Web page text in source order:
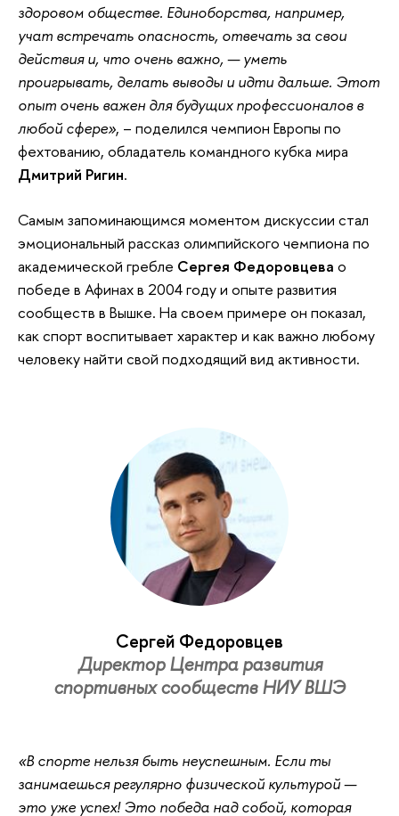
здоровом обществе. Единоборства, например,
учат встречать опасность, отвечать за свои
действия и, что очень важно, — уметь
проигрывать, делать выводы и идти дальше. Этот
опыт очень важен для будущих профессионалов в
любой сфере», – поделился чемпион Европы по
фехтованию, обладатель командного кубка мира
Дмитрий Ригин.
Самым запоминающимся моментом дискуссии стал
эмоциональный рассказ олимпийского чемпиона по
академической гребле Сергея Федоровцева о
победе в Афинах в 2004 году и опыте развития
сообществ в Вышке. На своем примере он показал,
как спорт воспитывает характер и как важно любому
человеку найти свой подходящий вид активности.
Сергей Федоровцев
Директор Центра развития
спортивных сообществ НИУ ВШЭ
«В спорте нельзя быть неуспешным. Если ты
занимаешься регулярно физической культурой —
это уже успех! Это победа над собой, которая